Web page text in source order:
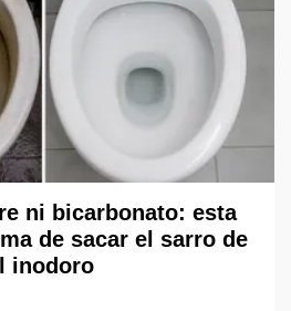
ni bicarbonato: esta
de sacar el sarro de
inodoro